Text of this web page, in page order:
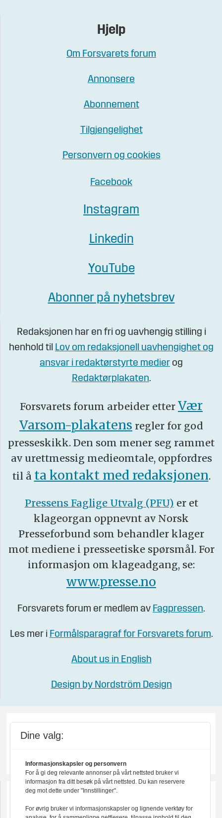
Hjelp
Om Forsvarets forum
Annonsere
Abonnement
Tilgjengelighet
Personvern og cookies
Facebook
Instagram
Linkedin
YouTube
Abonner på nyhetsbrev
Redaksjonen har en fri og uavhengig stilling i
henhold til Lov om redaksjonell uavhengighet og
ansvar i redaktørstyrte medier og
Redaktørplakaten.
Forsvarets forum arbeider etter Vær
Varsom-plakatens regler for god
presseskikk. Den som mener seg rammet
av urettmessig medieomtale, oppfordres
til å ta kontakt med redaksjonen.
Pressens Faglige Utvalg (PFU) er et
klageorgan oppnevnt av Norsk
Presseforbund som behandler klager
mot mediene i presseetiske spørsmål. For
informasjon om klageadgang, se:
www.presse.no
Forsvarets forum er medlem av Fagpressen.
Les mer i Formålsparagraf for Forsvarets forum.
About us in English
Design by Nordström Design
Dine valg:
Informasjonskapsler og personvern
For å gi deg relevante annonser på vårt nettsted bruker vi
informasjon fra ditt besøk på vårt nettsted. Du kan reservere
deg mot dette under "Innstillinger".
For øvrig bruker vi informasjonskapsler og lignende verktøy for